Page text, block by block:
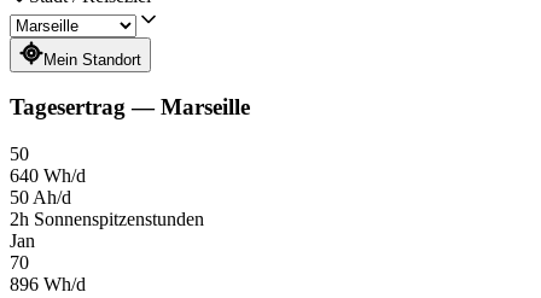
Mein Standort
Tagesertrag—Marseille
50
640 Wh/d
50 Ah/d
2h Sonnenspitzenstunden
Jan
70
896 Wh/d